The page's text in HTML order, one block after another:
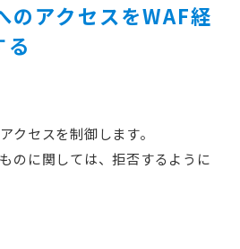
のアクセスをWAF経
る
クセスを制御します。
のに関しては、拒否するように